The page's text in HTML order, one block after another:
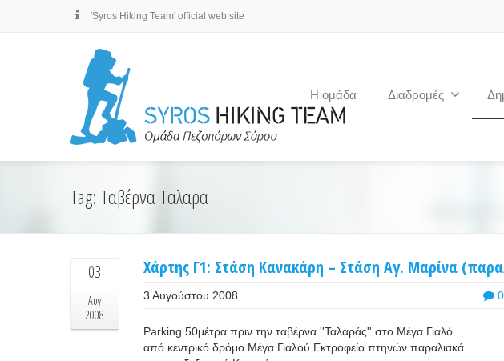
'Syros Hiking Team' official web site
Η ομάδα Διαδρομές
Tag: Ταβέρνα Ταλαρα
03
Αυγ
2008
Χάρτης Γ1: Στάση Κανακάρη – Στάση Αγ. Μαρίνα
0
3 Αυγούστου 2008
Parking 50μέτρα πριν την ταβέρνα ''Ταλαράς'' στο Μέγα
από κεντρικό δρόμο Μέγα Γιαλού Εκτροφείο πτηνών